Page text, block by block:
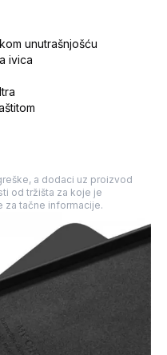
unutrašnjošću
ivica
a dodaci uz proizvod
od tržišta za koje je
za tačne informacije.